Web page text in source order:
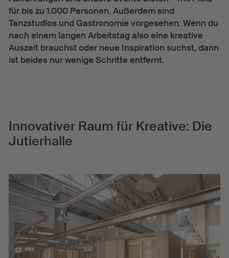
für bis zu 1.000 Personen. Außerdem sind
Tanzstudios und Gastronomie vorgesehen. Wenn du
nach einem langen Arbeitstag also eine kreative
Auszeit brauchst oder neue Inspiration suchst, dann
ist beides nur wenige Schritte entfernt.
Innovativer Raum für Kreative: Die
Jutierhalle